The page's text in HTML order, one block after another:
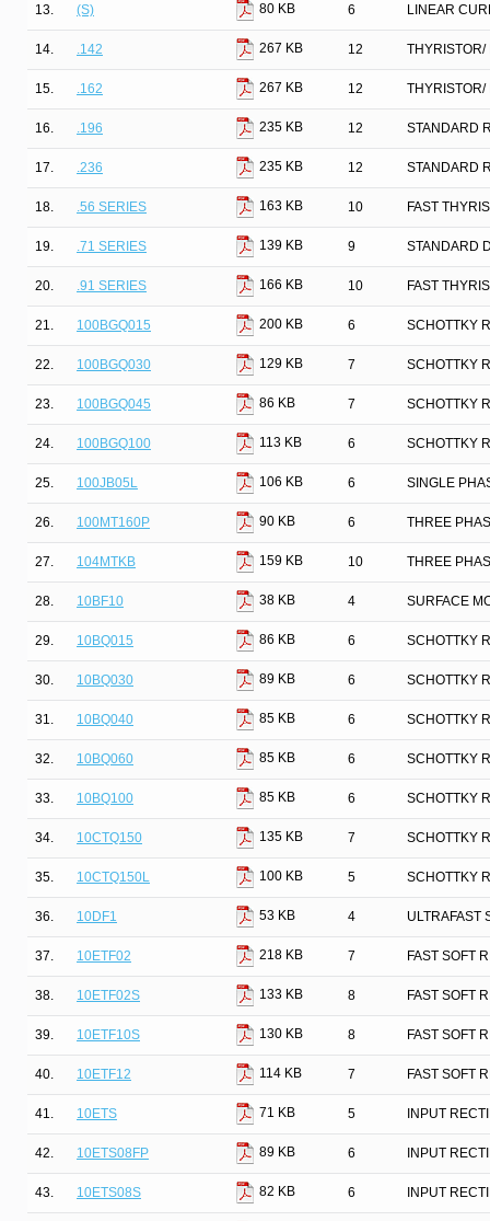
13. (S) 80 KB 6 LINEAR
14. .142 267 KB 12 THYRISTOR/
15. .162 267 KB 12 THYRISTOR/
16. .196 235 KB 12 STANDARD
17. .236 235 KB 12 STANDARD
18. .56 SERIES 163 KB 10 FAST
19. .71 SERIES 139 KB 9 STANDARD
20. .91 SERIES 166 KB 10 FAST
21. 100BGQ015 200 KB 6 SCHOTTKY
22. 100BGQ030 129 KB 7 SCHOTTKY
23. 100BGQ045 86 KB 7 SCHOTTKY
24. 100BGQ100 113 KB 6 SCHOTTKY
25. 100JB05L 106 KB 6 SINGLE
26. 100MT160P 90 KB 6 THREE
27. 104MTKB 159 KB 10 THREE
28. 10BF10 38 KB 4 SURFACE
29. 10BQ015 86 KB 6 SCHOTTKY
30. 10BQ030 89 KB 6 SCHOTTKY
31. 10BQ040 85 KB 6 SCHOTTKY
32. 10BQ060 85 KB 6 SCHOTTKY
33. 10BQ100 85 KB 6 SCHOTTKY
34. 10CTQ150 135 KB 7 SCHOTTKY
35. 10CTQ150L 100 KB 5 SCHOTTKY
36. 10DF1 53 KB 4 ULTRAFAST
37. 10ETF02 218 KB 7 FAST SOFT
38. 10ETF02S 133 KB 8 FAST SOFT
39. 10ETF10S 130 KB 8 FAST SOFT
40. 10ETF12 114 KB 7 FAST SOFT
41. 10ETS 71 KB 5 INPUT
42. 10ETS08FP 89 KB 6 INPUT
43. 10ETS08S 82 KB 6 INPUT